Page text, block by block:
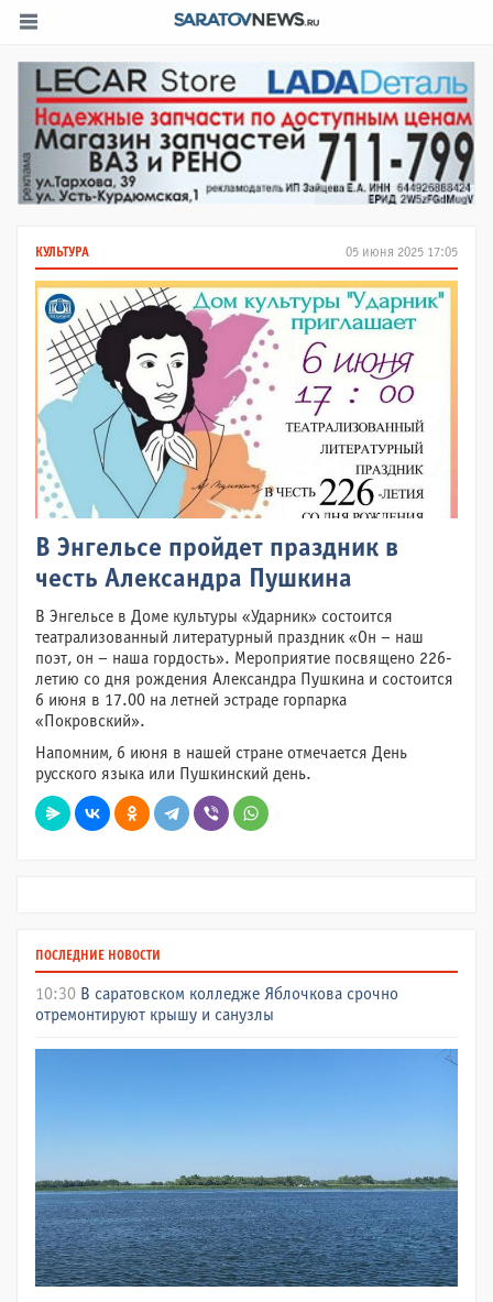
05 июня 2025 17:05
КУЛЬТУРА
В Энгельсе пройдет праздник в
честь Александра Пушкина
В Энгельсе в Доме культуры «Ударник» состоится
театрализованный литературный праздник «Он – наш
поэт, он – наша гордость». Мероприятие посвящено 226-
летию со дня рождения Александра Пушкина и состоится
6 июня в 17.00 на летней эстраде горпарка
«Покровский».
Напомним, 6 июня в нашей стране отмечается День
русского языка или Пушкинский день.
ПОСЛЕДНИЕ НОВОСТИ
10:30 В саратовском колледже Яблочкова срочно
отремонтируют крышу и санузлы